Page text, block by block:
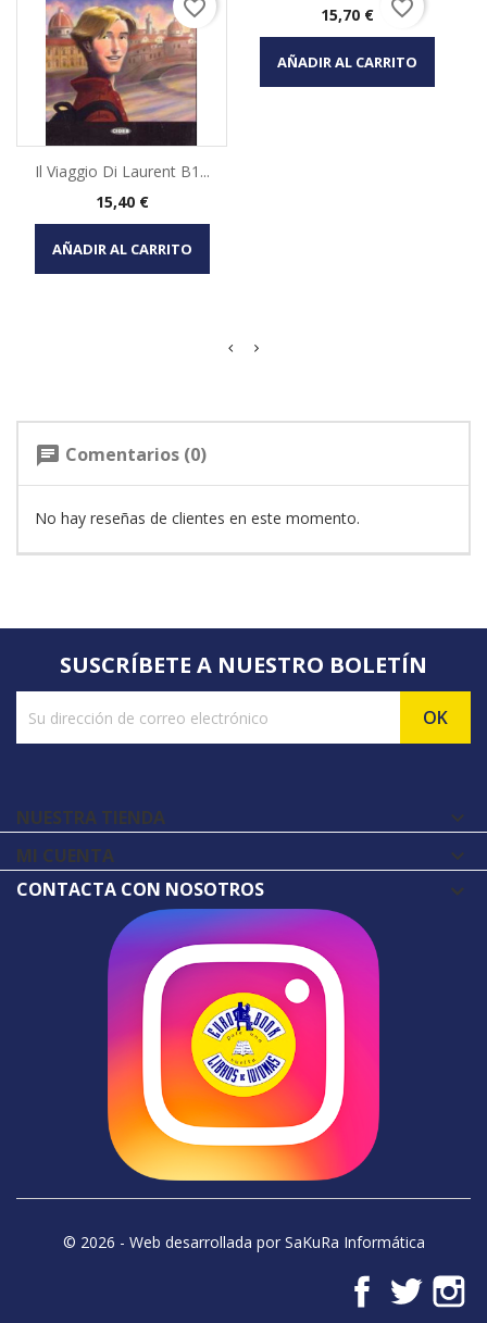
Il Viaggio Di Laurent B1...
Precio
15,40 €
AÑADIR AL CARRITO
favorite_border
Precio
15,70 €
AÑADIR AL CARRITO
favorite_border
chat Comentarios (0)
No hay reseñas de clientes en este momento.
SUSCRÍBETE A NUESTRO BOLETÍN
NUESTRA TIENDA 
MI CUENTA 
CONTACTA CON NOSOTROS
© 2026 - Web desarrollada por SaKuRa Informática